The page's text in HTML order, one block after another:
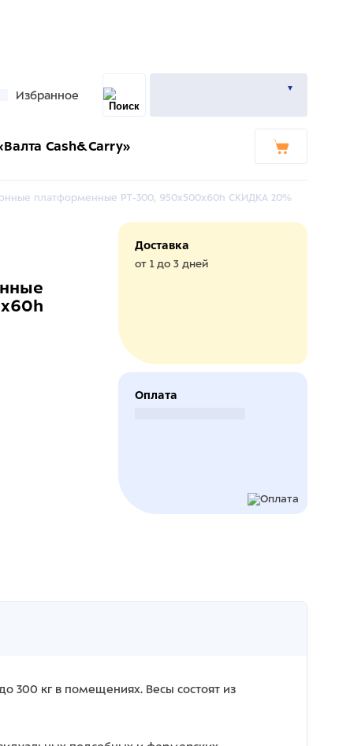
Избранное
Cash&Carry»
платформенные PT-300, 950х500х60h СКИДКА 20%
Доставка
от 1 до 3 дней
Оплата
300 кг в помещениях. Весы состоят из